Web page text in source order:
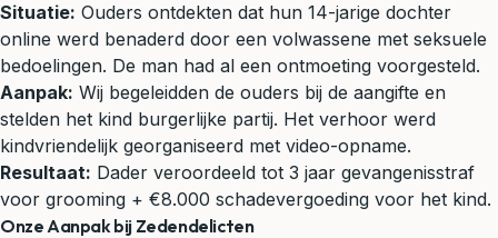
Situatie: Ouders ontdekten dat hun 14-jarige dochter
online werd benaderd door een volwassene met seksuele
bedoelingen. De man had al een ontmoeting voorgesteld.
Aanpak: Wij begeleidden de ouders bij de aangifte en
stelden het kind burgerlijke partij. Het verhoor werd
kindvriendelijk georganiseerd met video-opname.
Resultaat: Dader veroordeeld tot 3 jaar gevangenisstraf
voor grooming + €8.000 schadevergoeding voor het kind.
Onze Aanpak bij Zedendelicten